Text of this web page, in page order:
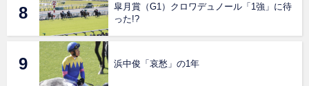
皐月賞（G1）クロワデュノール「1強」に待
った!?
浜中俊「哀愁」の1年